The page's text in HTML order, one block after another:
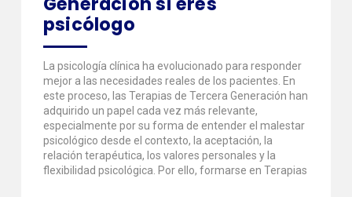
psicólogo
La psicología clínica ha evolucionado para responder
mejor a las necesidades reales de los pacientes. En
este proceso, las Terapias de Tercera Generación han
adquirido un papel cada vez más relevante,
especialmente por su forma de entender el malestar
psicológico desde el contexto, la aceptación, la
relación terapéutica, los valores personales y la
flexibilidad psicológica. Por ello, formarse en Terapias